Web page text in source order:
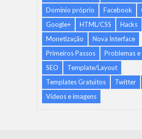
Domínio próprio
Facebook
Google+
HTML/CSS
Hacks
Monetização
Nova Interface
Primeiros Passos
Problemas e
SEO
Template/Layout
Templates Gratuitos
Twitter
Vídeos e imagens